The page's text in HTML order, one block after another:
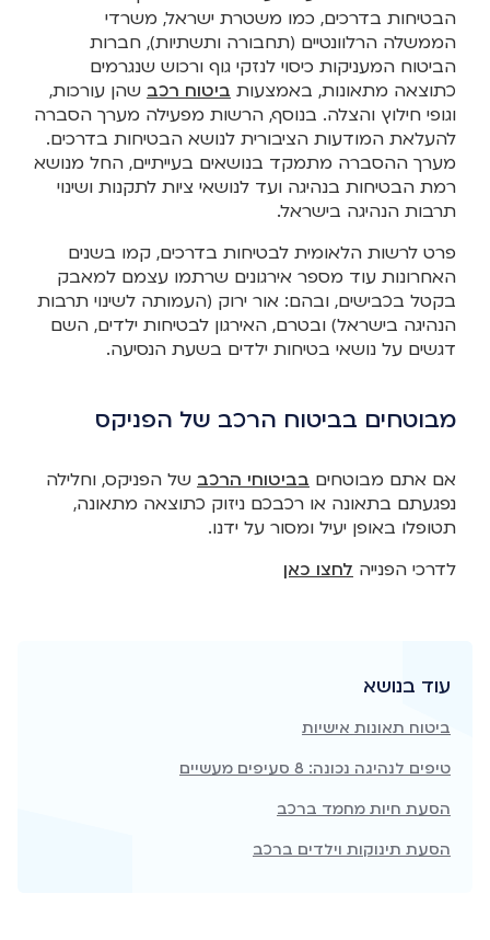
הבטיחות בדרכים, כמו משטרת ישראל, משרדי
הממשלה הרלוונטיים (תחבורה ותשתיות), חברות
הביטוח המעניקות כיסוי לנזקי גוף ורכוש שנגרמים
כתוצאה מתאונות, באמצעות ביטוח רכב שהן עורכות,
וגופי חילוץ והצלה. בנוסף, הרשות מפעילה מערך הסברה
להעלאת המודעות הציבורית לנושא הבטיחות בדרכים.
מערך ההסברה מתמקד בנושאים בעייתיים, החל מנושא
רמת הבטיחות בנהיגה ועד לנושאי ציות לתקנות ושינוי
תרבות הנהיגה בישראל.
פרט לרשות הלאומית לבטיחות בדרכים, קמו בשנים
האחרונות עוד מספר אירגונים שרתמו עצמם למאבק
בקטל בכבישים, ובהם: אור ירוק (העמותה לשינוי תרבות
הנהיגה בישראל) ובטרם, האירגון לבטיחות ילדים, השם
דגשים על נושאי בטיחות ילדים בשעת הנסיעה.
מבוטחים בביטוח הרכב של הפניקס
אם אתם מבוטחים בביטוחי הרכב של הפניקס, וחלילה
נפגעתם בתאונה או רכבכם ניזוק כתוצאה מתאונה,
תטופלו באופן יעיל ומסור על ידנו.
לדרכי הפנייה לחצו כאן
עוד בנושא
ביטוח תאונות אישיות​
טיפים לנהיגה נכונה: 8 סעיפים מעשיים
הסעת חיות מחמד ברכב
הסעת תינוקות וילדים ברכב